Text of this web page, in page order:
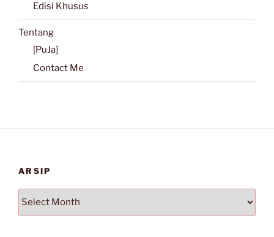
Edisi Khusus
Tentang
[PuJa]
Contact Me
ARSIP
Arsip